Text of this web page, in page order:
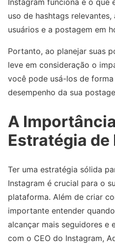
Instagram funciona e o que
uso de hashtags
usuários e a postagem em
Portanto, ao planejar suas
leve em consideração o
você pode usá-los de
desempenho da sua
A
Estratégia de
Ter uma estratégia sólida
Instagram é crucial para o
plataforma. Além de criar
importante entender
alcançar mais seguidores e
com o CEO do Instagram,